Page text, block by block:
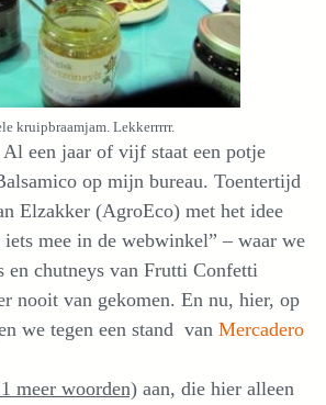
kruipbraamjam. Lekkerrrrr.
een jaar of vijf staat een potje
op mijn bureau. Toentertijd
Elzakker (AgroEco) met het idee
mee in de webwinkel” – waar we
en chutneys van Frutti Confetti
nooit van gekomen. En nu, hier, op
we tegen een stand van Mercadero
meer woorden) aan, die hier alleen